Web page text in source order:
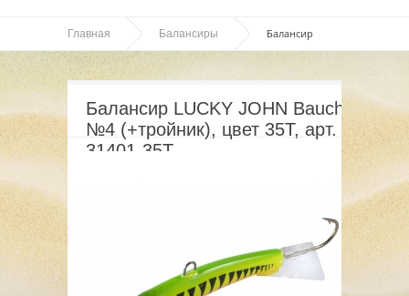
▼
▼
▼
Главная Балансиры Балансир
LUCKY JOHN Baucha №4 (+тройник), цвет 35T, арт.
Балансир LUCKY JOHN Baucha
№4 (+тройник), цвет 35T, арт.
31401-35T